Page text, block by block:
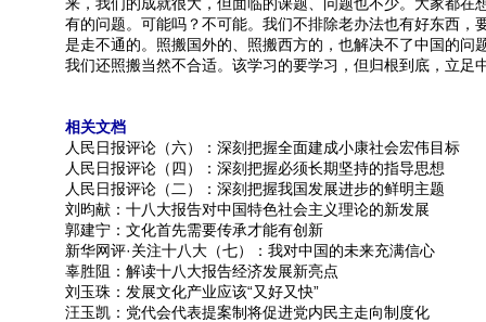
有的问题。可能吗？不可能。我们不排除老办法也有好东西
是走不通的。照搬国外的、照搬西方的，也解决不了中国的
我们还照搬当然不合适。该学习的要学习，但归根到底，立足
相关文档
人民日报评论（六）：深刻把握全面建成小康社会宏伟目标
人民日报评论（四）：深刻把握必须长期坚持的指导思想
人民日报评论（二）：深刻把握我国发展进步的鲜明主题
刘昀献：十八大报告对中国特色社会主义理论的新发展
郭建宁：文化首先需要传承才能有创新
新华网评·关注十八大（七）：我对中国的未来充满信心
辜胜阻：解读十八大报告经济发展新亮点
刘玉珠：发展文化产业应该“又好又快”
汪玉凯：党代会代表提案制将促进党内民主走向制度化